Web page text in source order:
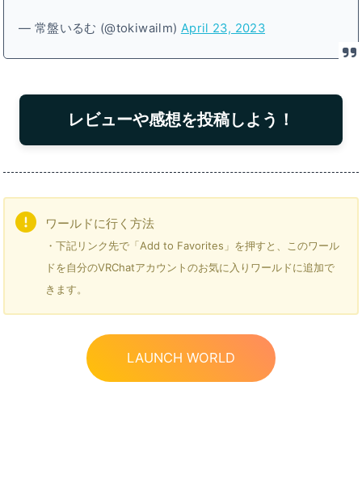
— 常盤いるむ (@tokiwailm) April 23, 2023
レビューや感想を投稿しよう！
ワールドに行く方法
・下記リンク先で「Add to Favorites」を押すと、このワール
ドを自分のVRChatアカウントのお気に入りワールドに追加で
きます。
LAUNCH WORLD